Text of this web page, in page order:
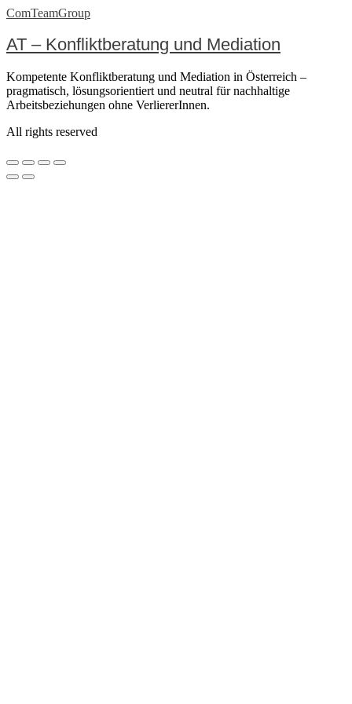
ComTeamGroup
AT – Konfliktberatung und Mediation
Kompetente Konfliktberatung und Mediation in Österreich –
pragmatisch, lösungsorientiert und neutral für nachhaltige
Arbeitsbeziehungen ohne VerliererInnen.
All rights reserved